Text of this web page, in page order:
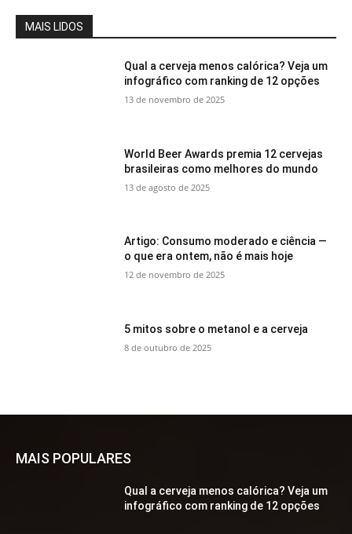
MAIS LIDOS
Qual a cerveja menos calórica? Veja um
infográfico com ranking de 12 opções
13 de novembro de 2025
World Beer Awards premia 12 cervejas
brasileiras como melhores do mundo
13 de agosto de 2025
Artigo: Consumo moderado e ciência —
o que era ontem, não é mais hoje
12 de novembro de 2025
5 mitos sobre o metanol e a cerveja
8 de outubro de 2025
MAIS POPULARES
Qual a cerveja menos calórica? Veja um
infográfico com ranking de 12 opções